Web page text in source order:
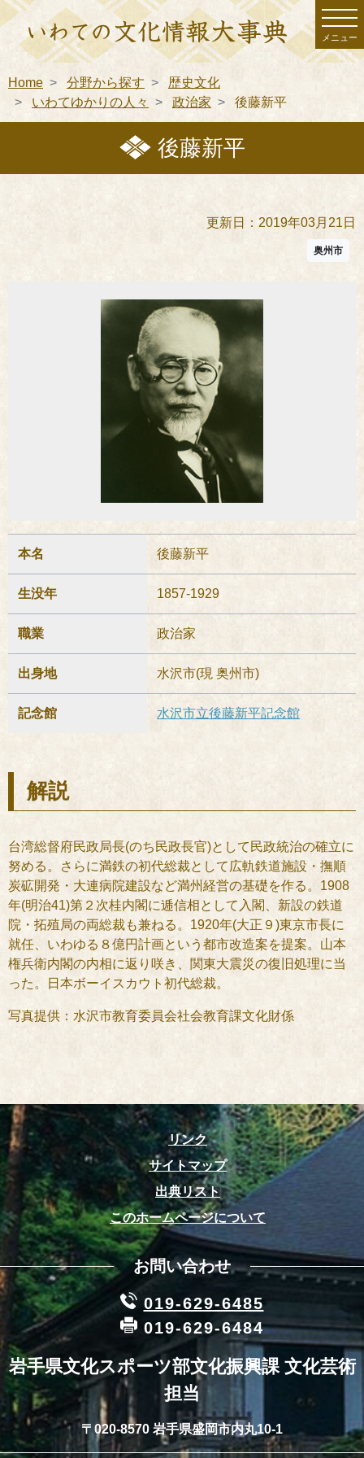
メニュー
Home 分野から探す
歴史文化
いわてゆかりの人々
政治家 後藤新平
後藤新平
更新日：2019年03月21日
奥州市
本名 後藤新平
生没年 1857-1929
職業 政治家
出身地 水沢市(現 奥州市)
記念館 水沢市立後藤新平記念館
解説
台湾総督府民政局長(のち民政長官)として民政統治の確立に
努める。さらに満鉄の初代総裁として広軌鉄道施設・撫順
炭砿開発・大連病院建設など満州経営の基礎を作る。1908
年(明治41)第２次桂内閣に逓信相として入閣、新設の鉄道
院・拓殖局の両総裁も兼ねる。1920年(大正９)東京市長に
就任、いわゆる８億円計画という都市改造案を提案。山本
権兵衛内閣の内相に返り咲き、関東大震災の復旧処理に当
った。日本ボーイスカウト初代総裁。
写真提供：水沢市教育委員会社会教育課文化財係
リンク
サイトマップ
出典リスト
このホームページについて
お問い合わせ
019-629-6485
019-629-6484
岩手県文化スポーツ部文化振興課 文化芸術
担当
〒020-8570 岩手県盛岡市内丸10-1